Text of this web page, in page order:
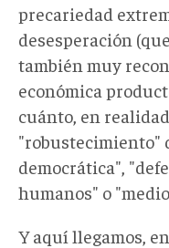
precariedad
desesperación
también muy
económica
cuánto, en
"robustecimiento"
democrática",
humanos" o
Y aquí llegamos,